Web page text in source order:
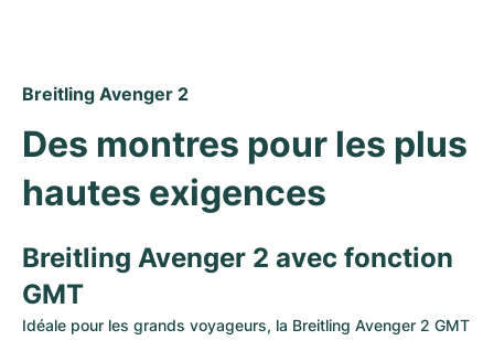
Montres d'occasion
Montres pour femmes
Montres d'occasion
Montres pour femmes
Breitling Avenger 2
Des montres pour les plus
hautes exigences
Breitling Avenger 2 avec fonction
GMT
Idéale pour les grands voyageurs, la Breitling Avenger 2 GMT